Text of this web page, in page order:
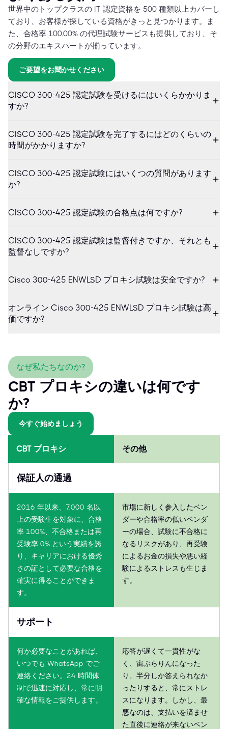
世界中のトップクラスの IT 認定資格を 500 種類以上カバーし
ており、お客様が探している資格がきっと見つかります。ま
た、合格率 100.00% の代理試験サービスも提供しており、そ
の分野のエキスパートが揃っています。
ご要望をお聞かせください
CISCO 300-425 認定試験を受けるにはいくらかかりま
すか?
CISCO 300-425 認定試験を完了するにはどのくらいの
時間がかかりますか?
CISCO 300-425 認定試験にはいくつの質問があります
か?
CISCO 300-425 認定試験の合格点は何ですか?
CISCO 300-425 認定試験は監督付きですか、それとも
監督なしですか?
Cisco 300-425 ENWLSD プロキシ試験は安全ですか?
オンライン Cisco 300-425 ENWLSD プロキシ試験は高
価ですか?
なぜ私たちなのか?
CBT プロキシの違いは何です
か?
今すぐ始めましょう
CBT プロキシ その他
保証人の通過
2016 年以来、7,000 名以
上の受験生を対象に、合格
率 100%、不合格または再
受験率 0% という実績を誇
り、キャリアにおける優秀
さの証として必要な合格を
確実に得ることができま
す。
市場に新しく参入したベン
ダーや合格率の低いベンダ
ーの場合、試験に不合格に
なるリスクがあり、再受験
によるお金の損失や悪い経
験によるストレスも生じま
す。
サポート
何か必要なことがあれば、
いつでも WhatsApp でご
連絡ください。24 時間体
制で迅速に対応し、常に明
確な情報をご提供します。
応答が遅くて一貫性がな
く、宙ぶらりんになった
り、半分しか答えられなか
ったりすると、常にストレ
スになります。しかし、最
悪なのは、支払いを済ませ
た直後に連絡が来ないベン